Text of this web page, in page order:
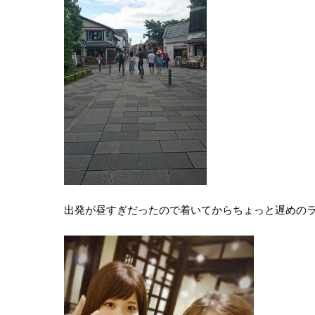
出発が昼すぎだったので着いてからちょっと遅めの